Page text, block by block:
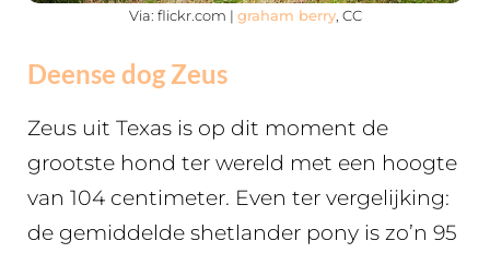
Via: flickr.com | graham berry, CC
Deense dog Zeus
Zeus uit Texas is op dit moment de
grootste hond ter wereld met een hoogte
van 104 centimeter. Even ter vergelijking:
de gemiddelde shetlander pony is zo’n 95